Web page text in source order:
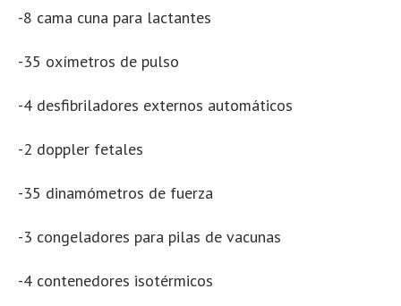
-8 cama cuna para lactantes
-35 oxímetros de pulso
-4 desfibriladores externos automáticos
-2 doppler fetales
-35 dinamómetros de fuerza
-3 congeladores para pilas de vacunas
-4 contenedores isotérmicos